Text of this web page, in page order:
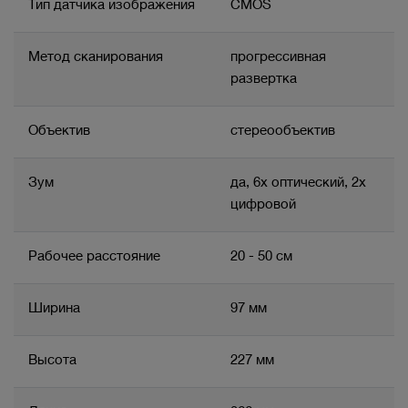
Тип датчика изображения CMOS
Метод сканирования
прогрессивная
развертка
Объектив стереообъектив
Зум
да, 6x оптический, 2x
цифровой
Рабочее расстояние 20 - 50 см
Ширина 97 мм
Высота 227 мм